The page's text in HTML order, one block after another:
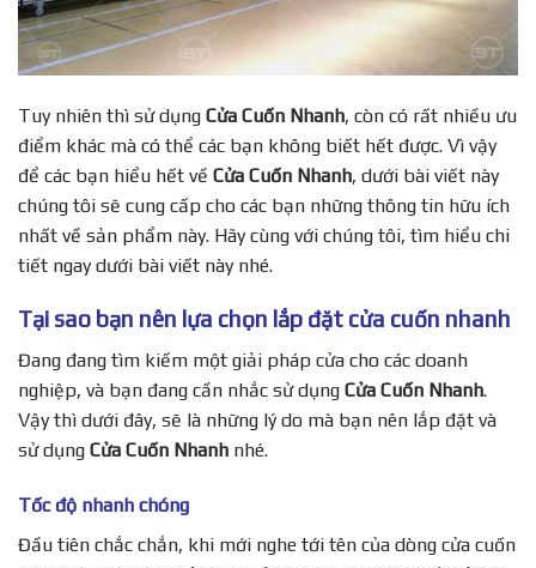
Tuy nhiên thì sử dụng Cửa Cuốn Nhanh, còn có rất nhiều ưu
điểm khác mà có thể các bạn không biết hết được. Vì vậy
để các bạn hiểu hết về Cửa Cuốn Nhanh, dưới bài viết này
chúng tôi sẽ cung cấp cho các bạn những thông tin hữu ích
nhất về sản phẩm này. Hãy cùng với chúng tôi, tìm hiểu chi
tiết ngay dưới bài viết này nhé.
Tại sao bạn nên lựa chọn lắp đặt cửa cuốn nhanh
Đang đang tìm kiếm một giải pháp cửa cho các doanh
nghiệp, và bạn đang cần nhắc sử dụng Cửa Cuốn Nhanh.
Vậy thì dưới đây, sẽ là những lý do mà bạn nên lắp đặt và
sử dụng Cửa Cuốn Nhanh nhé.
Tốc độ nhanh chóng
Đầu tiên chắc chắn, khi mới nghe tới tên của dòng cửa cuốn